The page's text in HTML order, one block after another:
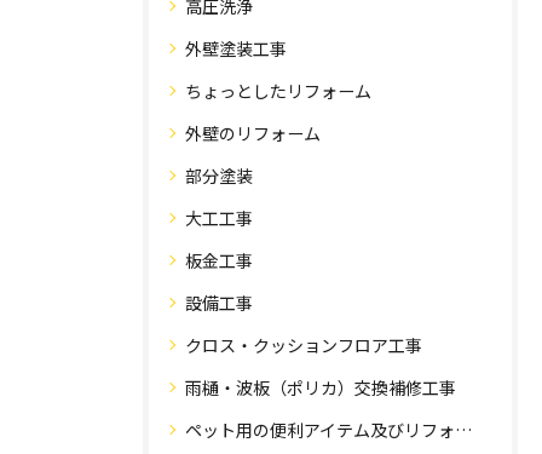
高圧洗浄
外壁塗装工事
ちょっとしたリフォーム
外壁のリフォーム
部分塗装
大工工事
板金工事
設備工事
クロス・クッションフロア工事
雨樋・波板（ポリカ）交換補修工事
ペット用の便利アイテム及びリフォーム工事